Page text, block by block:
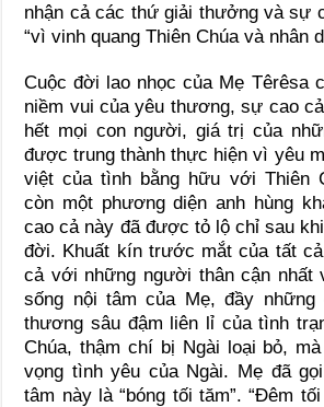
nhận cả các thứ giải thưởng và sự
“vì vinh quang Thiên Chúa và nhân
Cuộc đời lao nhọc của Mẹ Têrêsa
niềm vui của yêu thương, sự cao
hết mọi con người, giá trị của
được trung thành thực hiện vì yêu
việt của tình bằng hữu với Thiên
còn một phương diện anh hùng
cao cả này đã được tỏ lộ chỉ sau
đời. Khuất kín trước mắt của tất
cả với những người thân cận nhất
sống nội tâm của Mẹ, đầy những
thương sâu đậm liên lỉ của tình
Chúa, thậm chí bị Ngài loại bỏ,
vọng tình yêu của Ngài. Mẹ đã
tâm này là “bóng tối tăm”. “Đêm